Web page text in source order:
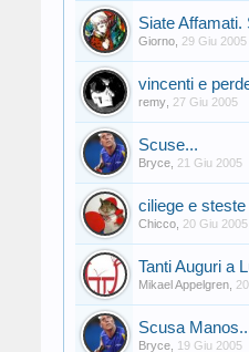
Siate Affamati.
Giorno 29 Giu 2005
vincenti e
remy 27 Giu 2005
Scuse...
Bryce 21 Giu 2005
ciliege e steste
Chicco 20 Giu 2005
Tanti Auguri a
Mikael Appelgren
Scusa
Bryce 19 Giu 2005